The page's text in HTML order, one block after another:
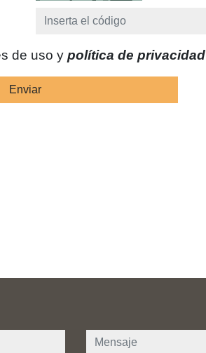
de uso y política de privacidad
Enviar
mensaje